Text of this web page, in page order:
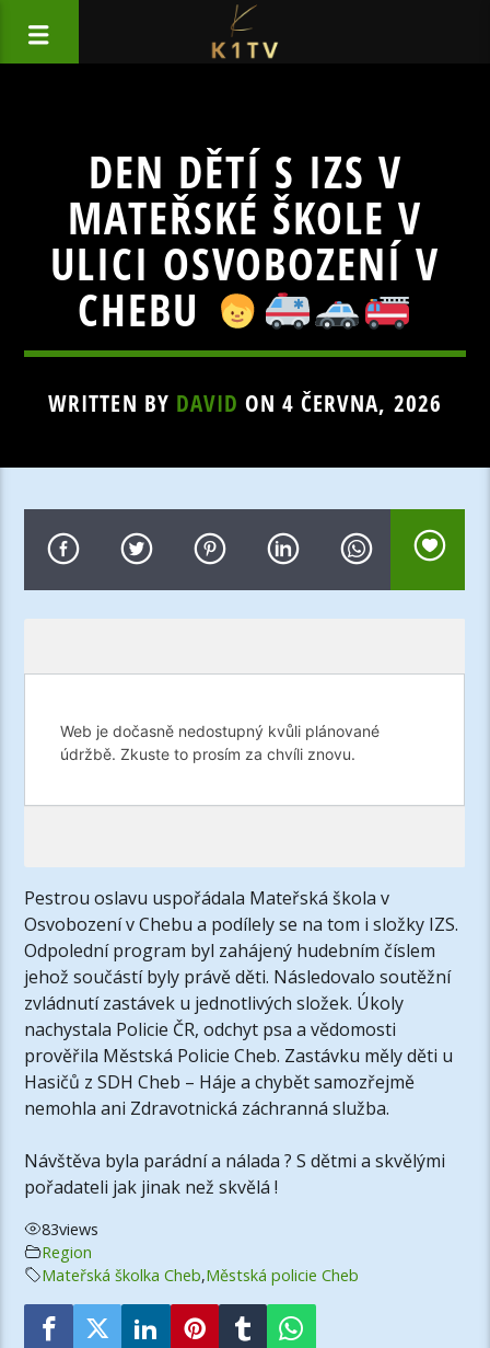
DEN DĚTÍ S IZS V
MATEŘSKÉ ŠKOLE V
ULICI OSVOBOZENÍ V
CHEBU
WRITTEN BY DAVID ON 4 ČERVNA, 2026
Pestrou oslavu uspořádala Mateřská škola v
Osvobození v Chebu a podílely se na tom i složky IZS.
Odpolední program byl zahájený hudebním číslem
jehož součástí byly právě děti. Následovalo soutěžní
zvládnutí zastávek u jednotlivých složek. Úkoly
nachystala Policie ČR, odchyt psa a vědomosti
prověřila Městská Policie Cheb. Zastávku měly děti u
Hasičů z SDH Cheb – Háje a chybět samozřejmě
nemohla ani Zdravotnická záchranná služba.
Návštěva byla parádní a nálada ? S dětmi a skvělými
pořadateli jak jinak než skvělá !
83views
Region
Mateřská školka Cheb,Městská policie Cheb